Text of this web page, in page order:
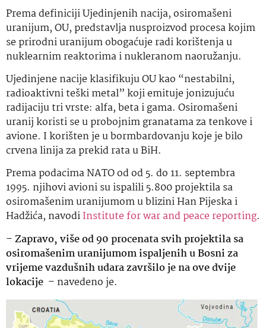
Prema definiciji Ujedinjenih nacija, osiromašeni
uranijum, OU, predstavlja nusproizvod procesa kojim
se prirodni uranijum obogaćuje radi korištenja u
nuklearnim reaktorima i nukleranom naoružanju.
Ujedinjene nacije klasifikuju OU kao “nestabilni,
radioaktivni teški metal” koji emituje jonizujuću
radijaciju tri vrste: alfa, beta i gama. Osiromašeni
uranij koristi se u probojnim granatama za tenkove i
avione. I korišten je u bormbardovanju koje je bilo
crvena linija za prekid rata u BiH.
Prema podacima NATO od od 5. do 11. septembra
1995. njihovi avioni su ispalili 5.800 projektila sa
osiromašenim uranijumom u blizini Han Pijeska i
Hadžića, navodiInstitute for war and peace reporting.
–Zapravo, više od 90 procenata svih projektila sa
osiromašenim uranijumom ispaljenih u Bosni za
vrijeme vazdušnih udara završilo je na ove dvije
lokacije – navedeno je.